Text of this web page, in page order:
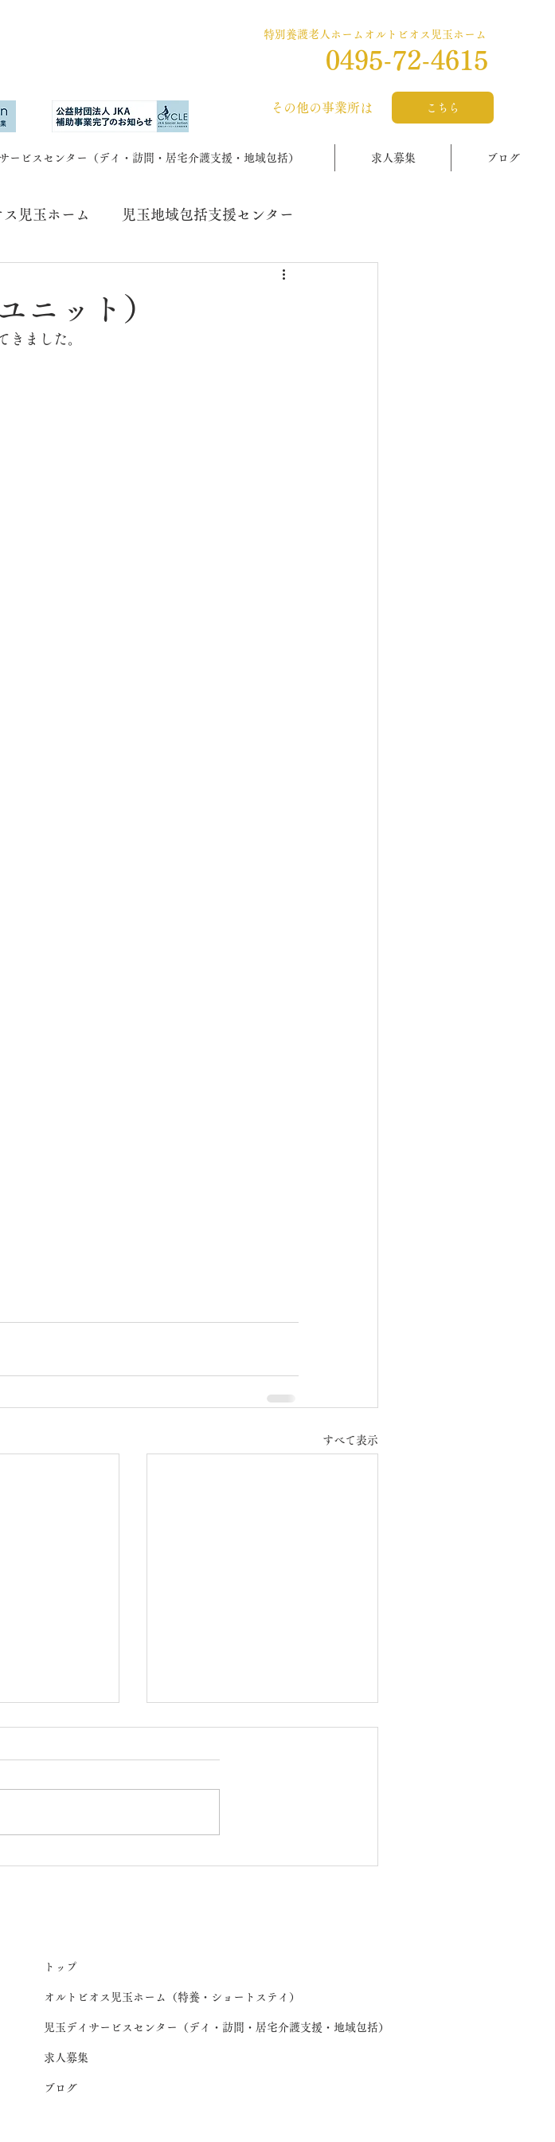
特別養護老人ホームオルトビオス児玉ホーム
0495-72-4615
​その他の事業所は こちら
ービスセンター（デイ・訪問・居宅介護支援・地域包括） 求人募集 ブログ
児玉ホーム 児玉地域包括支援センター
ニット）
きました。
すべて表示
うちわ製作（桜・欅ユニッ
トップ
オルトビオス児玉ホーム（特養・ショートステイ）
児玉デイサービスセンター（デイ・訪問・居宅介護支援・地域包括）
求人募集
ブログ